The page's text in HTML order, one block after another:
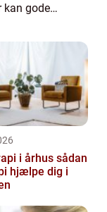
kan gode
i århus sådan
hjælpe dig i